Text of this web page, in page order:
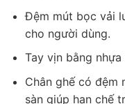
Đệm mút bọc vải
cho người dùng.
Tay vịn bằng
Chân ghế có đệm
sàn giúp hạn chế